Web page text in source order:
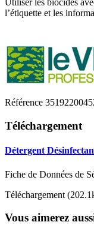
Utiliser les biocides
l’étiquette et les
Référence
Téléchargement
Détergent
Fiche de Données de
Téléchargement
Vous aimerez